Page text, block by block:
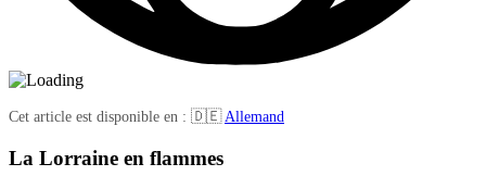
Cet article est disponible en : 🇩🇪Allemand
La Lorraine en flammes